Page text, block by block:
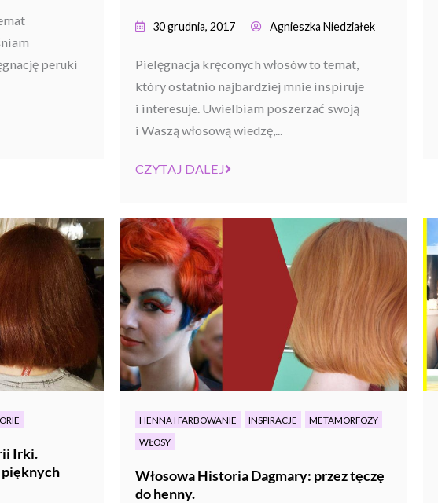
peruki
30 grudnia, 2017 Agnieszka Niedziałek
Pielęgnacja kręconych włosów to temat,
który ostatnio najbardziej mnie inspiruje
i interesuje. Uwielbiam poszerzać swoją
i Waszą włosową wiedzę,...
CZYTAJ DALEJ
Irki.
pięknych
HENNA I FARBOWANIE INSPIRACJE
METAMORFOZY
WŁOSY
Włosowa Historia Dagmary: przez tęczę
do henny.